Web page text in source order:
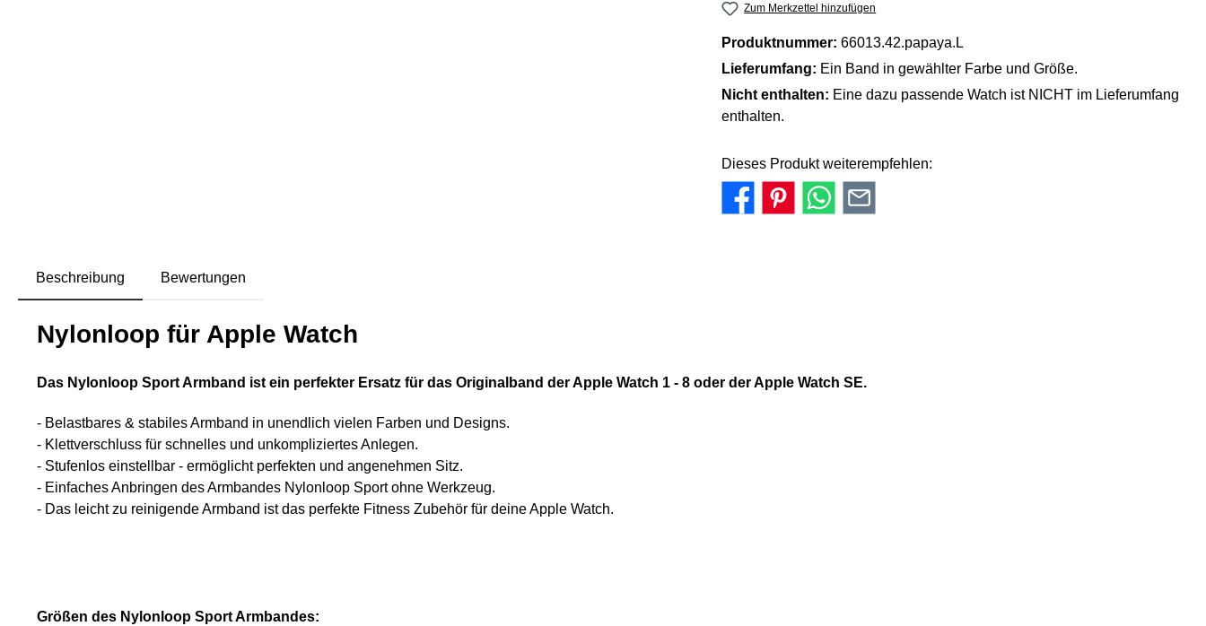
Zum Merkzettel hinzufügen
Produktnummer: 66013.42.papaya.L
Lieferumfang: Ein Band in gewählter Farbe und Größe.
Nicht enthalten: Eine dazu passende Watch ist NICHT im Lieferumfang
enthalten.
Dieses Produkt weiterempfehlen:
Beschreibung Bewertungen
Nylonloop für Apple Watch
Das Nylonloop Sport Armband ist ein perfekter Ersatz für das Originalband der Apple Watch 1 - 8 oder der Apple Watch SE.
- Belastbares & stabiles Armband in unendlich vielen Farben und Designs.
- Klettverschluss für schnelles und unkompliziertes Anlegen.
- Stufenlos einstellbar - ermöglicht perfekten und angenehmen Sitz.
- Einfaches Anbringen des Armbandes Nylonloop Sport ohne Werkzeug.
- Das leicht zu reinigende Armband ist das perfekte Fitness Zubehör für deine Apple Watch.
Größen des Nylonloop Sport Armbandes: